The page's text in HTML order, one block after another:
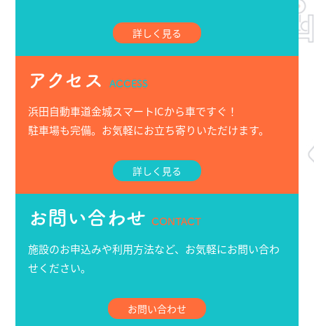
詳しく見る
アクセス ACCESS
浜田自動車道金城スマートICから車ですぐ！
駐車場も完備。お気軽にお立ち寄りいただけます。
詳しく見る
お問い合わせCONTACT
施設のお申込みや利用方法など、お気軽にお問い合わ
せください。
お問い合わせ